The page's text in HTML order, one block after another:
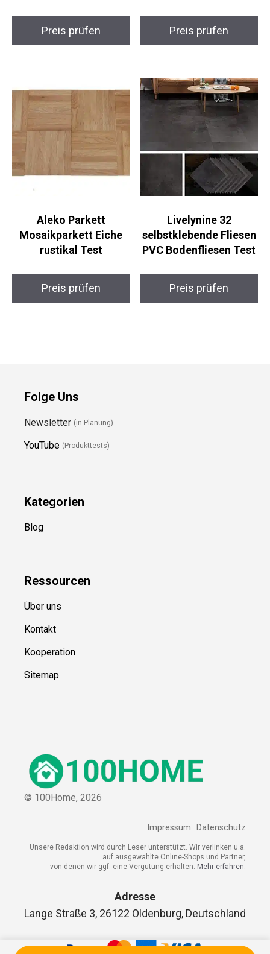
Preis prüfen Preis prüfen
Aleko Parkett
Mosaikparkett Eiche
rustikal Test
Preis prüfen
Livelynine 32
selbstklebende Fliesen
PVC Bodenfliesen Test
Preis prüfen
Folge Uns
Newsletter (in Planung)
YouTube (Produkttests)
Kategorien
Blog
Ressourcen
Über uns
Kontakt
Kooperation
Sitemap
© 100Home, 2026
Impressum Datenschutz
Unsere Redaktion wird durch Leser unterstützt. Wir verlinken u.a.
auf ausgewählte Online-Shops und Partner,
von denen wir ggf. eine Vergütung erhalten. Mehr erfahren.
Adresse
Lange Straße 3, 26122 Oldenburg, Deutschland